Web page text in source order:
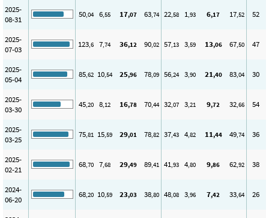
2025-
08-31
50,04 6,55 17,07 63,74 22,58 1,93 6,17 17,52 52
2025-
07-03
123,6 7,74 36,12 90,02 57,13 3,59 13,06 67,50 47
2025-
05-04
85,62 10,54 25,96 78,09 56,24 3,90 21,40 83,04 30
2025-
03-30
45,20 8,12 16,78 70,44 32,07 3,21 9,72 32,66 54
2025-
03-25
75,81 15,59 29,01 78,82 37,43 4,82 11,44 49,74 36
2025-
02-21
68,70 7,68 29,49 89,41 41,93 4,80 9,86 62,92 38
2024-
06-20
68,20 10,59 23,03 38,80 48,08 3,96 7,42 33,64 26